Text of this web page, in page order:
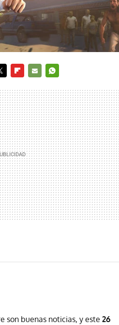
MAIL
son buenas noticias, y este 26